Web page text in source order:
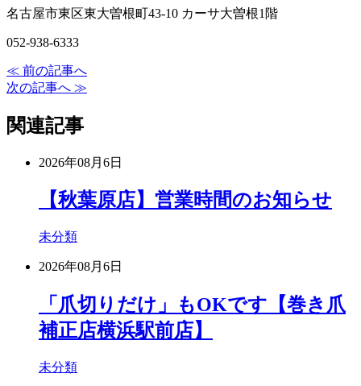
名古屋市東区東大曽根町43-10 カーサ大曽根1階
052-938-6333
≪ 前の記事へ
次の記事へ ≫
関連記事
2026年08月6日
【秋葉原店】営業時間のお知らせ
未分類
2026年08月6日
「爪切りだけ」もOKです【巻き爪
補正店横浜駅前店】
未分類